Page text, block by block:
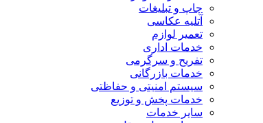
چاپ و تبلیغات
آتلیه عکاسی
تعمیر لوازم
خدمات اداری
تفریح و سرگرمی
خدمات بازرگانی
سیستم امنیتی و حفاظتی
خدمات پخش و توزیع
سایر خدمات